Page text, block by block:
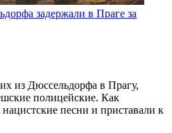
задержали в Праге за
из Дюссельдорфа в Прагу,
полицейские. Как
песни и приставали к